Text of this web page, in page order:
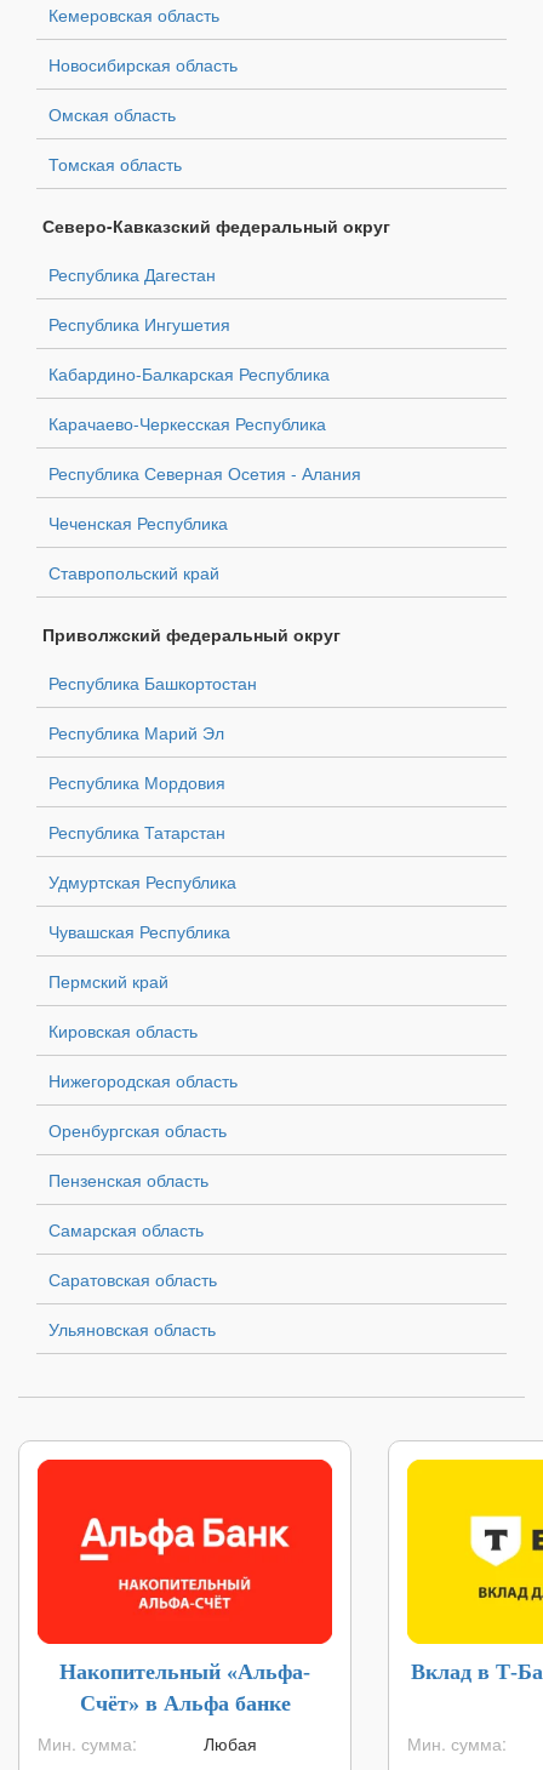
Кемеровская область
Новосибирская область
Омская область
Томская область
Северо-Кавказский федеральный округ
Республика Дагестан
Республика Ингушетия
Кабардино-Балкарская Республика
Карачаево-Черкесская Республика
Республика Северная Осетия - Алания
Чеченская Республика
Ставропольский край
Приволжский федеральный округ
Республика Башкортостан
Республика Марий Эл
Республика Мордовия
Республика Татарстан
Удмуртская Республика
Чувашская Республика
Пермский край
Кировская область
Нижегородская область
Оренбургская область
Пензенская область
Самарская область
Саратовская область
Ульяновская область
Накопительный «Альфа-
Счёт» в Альфа банке
Мин. сумма:
Любая
Вклад в Т-
Мин. сумма: